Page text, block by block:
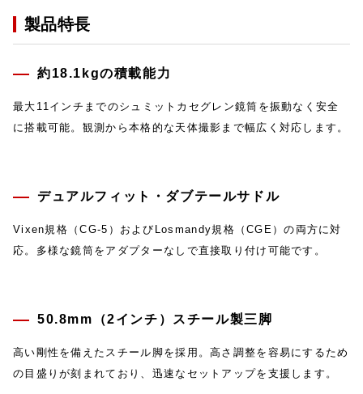
製品特長
約18.1kgの積載能力
最大11インチまでのシュミットカセグレン鏡筒を振動なく安全
に搭載可能。観測から本格的な天体撮影まで幅広く対応します。
デュアルフィット・ダブテールサドル
Vixen規格（CG-5）およびLosmandy規格（CGE）の両方に対
応。多様な鏡筒をアダプターなしで直接取り付け可能です。
50.8mm（2インチ）スチール製三脚
高い剛性を備えたスチール脚を採用。高さ調整を容易にするため
の目盛りが刻まれており、迅速なセットアップを支援します。